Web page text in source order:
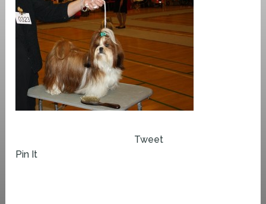
Tweet
Pin It